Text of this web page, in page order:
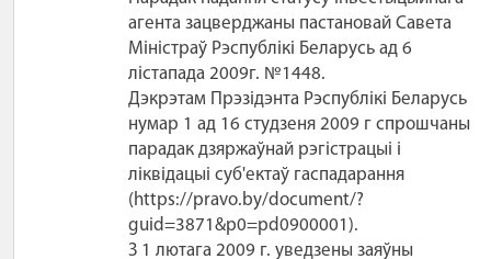
агента зацверджаны пастановай Савета
Міністраў Рэспублікі Беларусь ад 6
лістапада 2009г. №1448.
Дэкрэтам Прэзідэнта Рэспублікі Беларусь
нумар 1 ад 16 студзеня 2009 г спрошчаны
парадак дзяржаўнай рэгістрацыі і
ліквідацыі суб'ектаў гаспадарання
(https://pravo.by/document/?
guid=3871&p0=pd0900001).
З 1 лютага 2009 г. уведзены заяўны